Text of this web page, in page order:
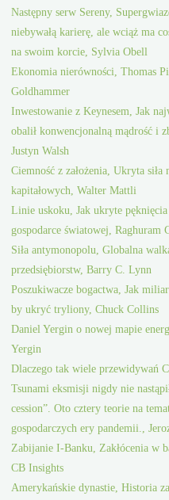
Następny serw Sereny,
niebywałą karierę, ale wciąż ma
na swoim korcie, Sylvia Obell
Ekonomia nierówności, Thomas
Goldhammer
Inwestowanie z Keynesem, Jak
obalił konwencjonalną mądrość i
Justyn Walsh
Ciemność z założenia, Ukryta
kapitałowych, Walter Mattli
Linie uskoku, Jak ukryte
gospodarce światowej, Raghuram
Siła antymonopolu, Globalna
przedsiębiorstw, Barry C. Lynn
Poszukiwacze bogactwa, Jak
by ukryć tryliony, Chuck Collins
Daniel Yergin o nowej mapie
Yergin
Dlaczego tak wiele przewidywań
Tsunami eksmisji nigdy nie
cession”. Oto cztery teorie na
gospodarczych ery pandemii.,
Zabijanie I-Banku, Zakłócenia w
CB Insights
Amerykańskie dynastie, Historia